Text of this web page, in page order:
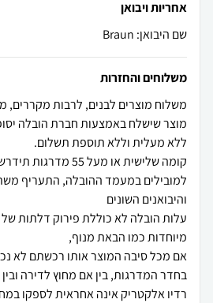
אחריות ויבואן
שם היבואן: Braun
משלוחים והחזרות
משלוח מוצרים לבנים, לרבות מקררים,
מוצר שישלח באמצעות חברת הובלה
קומה שלישית או מעל 55
למובילים במעמד ההובלה, התעריף
עלות הובלה לא כוללת פירוק דלתות
אם מכל סיבה המוצר אותו רכשתם לא
בחדר המדרגות, בין אם מחוץ לדירה
רדיו אלקטריק אינה אחראית לספקו